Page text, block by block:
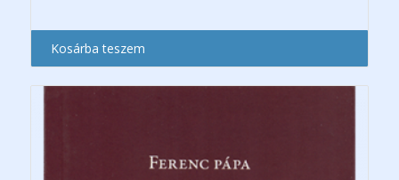
Kosárba teszem